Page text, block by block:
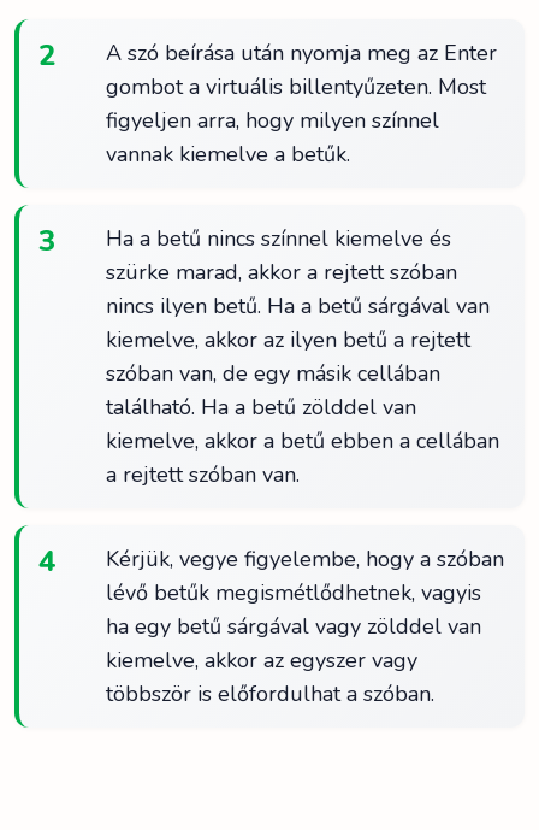
2
A szó beírása után nyomja meg az Enter
gombot a virtuális billentyűzeten. Most
figyeljen arra, hogy milyen színnel
vannak kiemelve a betűk.
3
Ha a betű nincs színnel kiemelve és
szürke marad, akkor a rejtett szóban
nincs ilyen betű. Ha a betű sárgával van
kiemelve, akkor az ilyen betű a rejtett
szóban van, de egy másik cellában
található. Ha a betű zölddel van
kiemelve, akkor a betű ebben a cellában
a rejtett szóban van.
4
Kérjük, vegye figyelembe, hogy a szóban
lévő betűk megismétlődhetnek, vagyis
ha egy betű sárgával vagy zölddel van
kiemelve, akkor az egyszer vagy
többször is előfordulhat a szóban.